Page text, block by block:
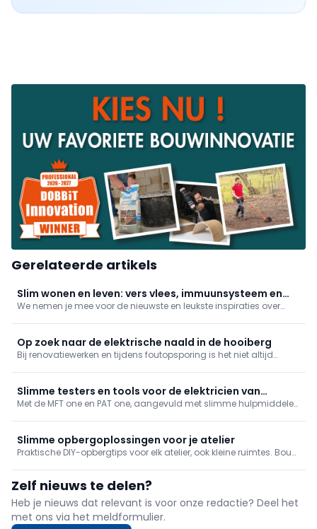
Gerelateerde artikels
Slim wonen en leven: vers vlees, immuunsysteem en
tiltips
We nemen je mee voor de nieuwste en leukste inspiraties over
Op zoek naar de elektrische naald in de hooiberg
Bij renovatiewerken en tijdens foutopsporing is het niet altijd
werken.
Slimme testers en tools voor de elektricien van
morgen
Met de MFT one en PAT one, aangevuld met slimme hulpmiddelen
georganiseerd.
Slimme opbergoplossingen voor je atelier
Praktische DIY-opbergtips voor elk atelier, ook kleine ruimtes. Bouw
Zelf nieuws te delen?
Heb je nieuws dat relevant is voor onze redactie? Deel het
met ons via het meldformulier.